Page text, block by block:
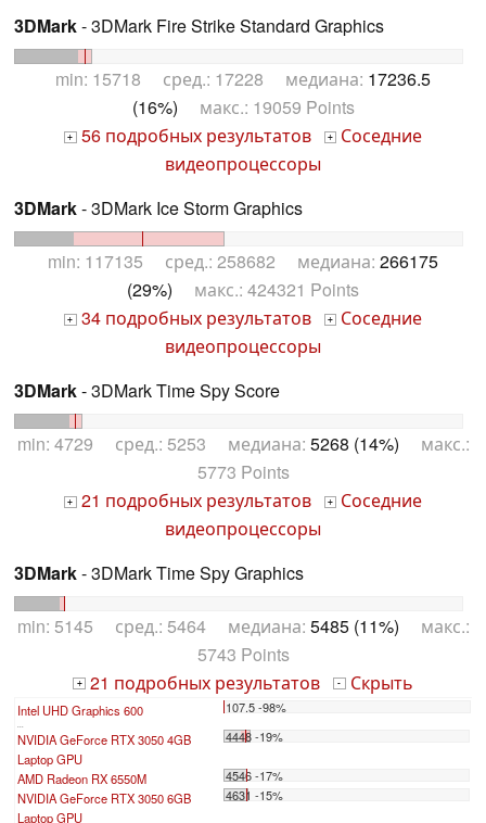
3DMark- 3DMark Fire Strike Standard Graphics
min: 15718 сред.: 17228 медиана: 17236.5
(16%) макс.: 19059 Points
+ 56 подробных результатов +
Соседние
видеопроцессоры
3DMark- 3DMark Ice Storm Graphics
min: 117135 сред.: 258682 медиана: 266175
(29%) макс.: 424321 Points
+ 34 подробных результатов +
Соседние
видеопроцессоры
3DMark- 3DMark Time Spy Score
min: 4729 сред.: 5253 медиана: 5268 (14%) макс.:
5773 Points
+ 21 подробных результатов +
Соседние
видеопроцессоры
3DMark- 3DMark Time Spy Graphics
min: 5145 сред.: 5464 медиана: 5485 (11%) макс.:
5743 Points
+ 21 подробных результатов - Скрыть
Intel UHD Graphics 600 107.5 -98%
NVIDIA GeForce RTX 3050 4GB
Laptop GPU
4448 -19%
AMD Radeon RX 6550M
4546 -17%
NVIDIA GeForce RTX 3050 6GB
Laptop GPU
4631 -15%